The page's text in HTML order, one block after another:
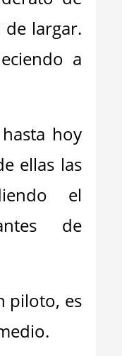
largar.
a
hoy
ellas las
el
de
piloto, es